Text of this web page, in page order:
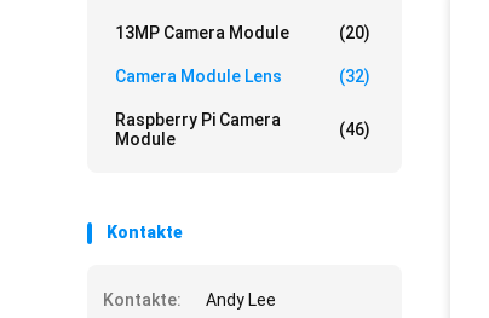
13MP Camera Module (20)
Camera Module Lens (32)
Raspberry Pi Camera
Module
(46)
Kontakte
Kontakte:
Andy Lee